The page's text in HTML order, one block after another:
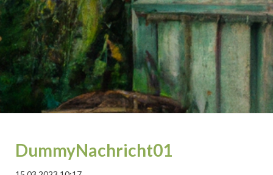
DummyNachricht01